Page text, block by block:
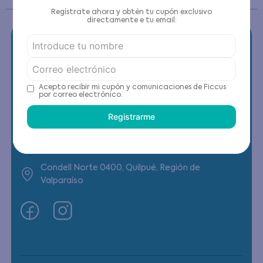
Contáctanos
(22) 6178818 - Compras Internet
Condell Norte 0400, Quilpué, Región de
Valparaíso
Regístrate ahora y obtén tu cupón exclusivo
directamente e tu email:
Acepto recibir mi cupón y comunicaciones de Ficcus
por correo electrónico.
Registrarme